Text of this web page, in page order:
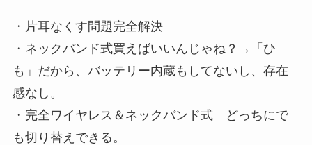
・片耳なくす問題完全解決
・ネックバンド式買えばいいんじゃね？→「ひ
も」だから、バッテリー内蔵もしてないし、存在
感なし。
・完全ワイヤレス＆ネックバンド式 どっちにで
も切り替えできる。